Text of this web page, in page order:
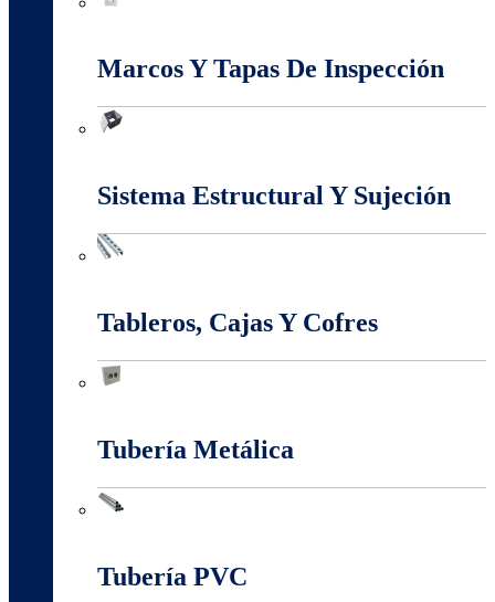
Marcos Y Tapas De Inspección
Sistema Estructural Y Sujeción
Tableros, Cajas Y Cofres
Tubería Metálica
Tubería PVC